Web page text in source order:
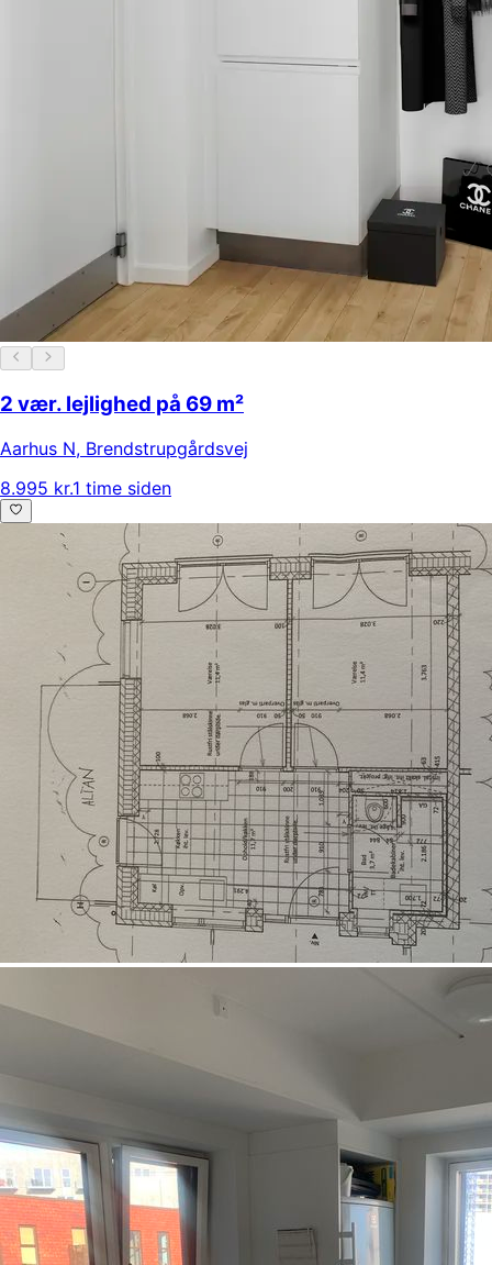
2 vær. lejlighed på 69 m²
Aarhus N, Brendstrupgårdsvej
8.995 kr.1 time siden